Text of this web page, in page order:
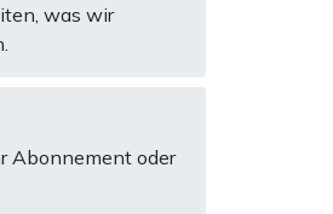
was wir
Abonnement oder